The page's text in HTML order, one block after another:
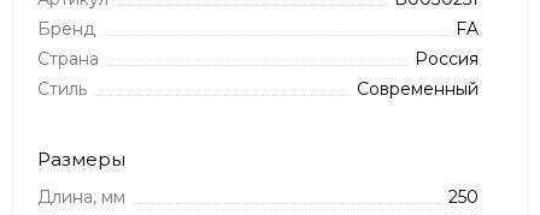
Бренд
FA
Страна
Россия
Стиль
Современный
Размеры
Длина, мм
250